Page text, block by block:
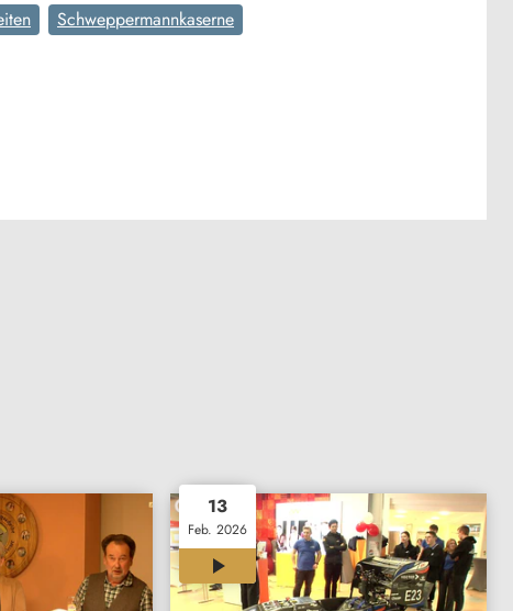
Schweppermannkaserne
13
Feb. 2026
00:31